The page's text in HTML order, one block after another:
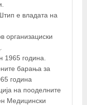
е владата на
организациски
година.
барања за
година
на пооделните
Медицински